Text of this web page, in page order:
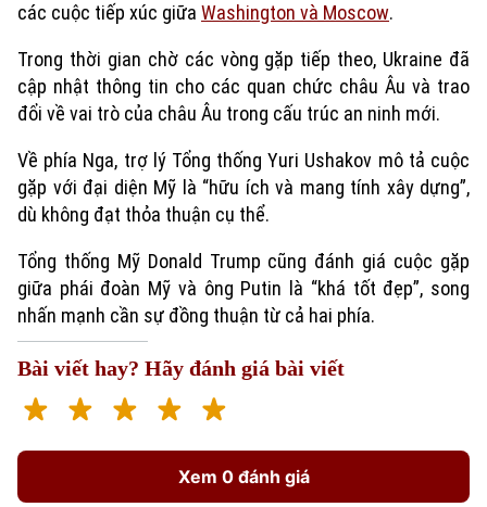
Xu hướng
các cuộc tiếp xúc giữa Washington và Moscow.
Trong thời gian chờ các vòng gặp tiếp theo, Ukraine đã
cập nhật thông tin cho các quan chức châu Âu và trao
đổi về vai trò của châu Âu trong cấu trúc an ninh mới.
Về phía Nga, trợ lý Tổng thống Yuri Ushakov mô tả cuộc
gặp với đại diện Mỹ là “hữu ích và mang tính xây dựng”,
dù không đạt thỏa thuận cụ thể.
Tổng thống Mỹ Donald Trump cũng đánh giá cuộc gặp
giữa phái đoàn Mỹ và ông Putin là “khá tốt đẹp”, song
nhấn mạnh cần sự đồng thuận từ cả hai phía.
Bài viết hay? Hãy đánh giá bài viết
Xem 0 đánh giá